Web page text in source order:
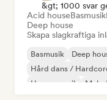
&gt; 1000 svar
Acid houseBasmusik
Deep house
Skapa slagkraftiga
Basmusik Deep
Hård dans /
House-musik